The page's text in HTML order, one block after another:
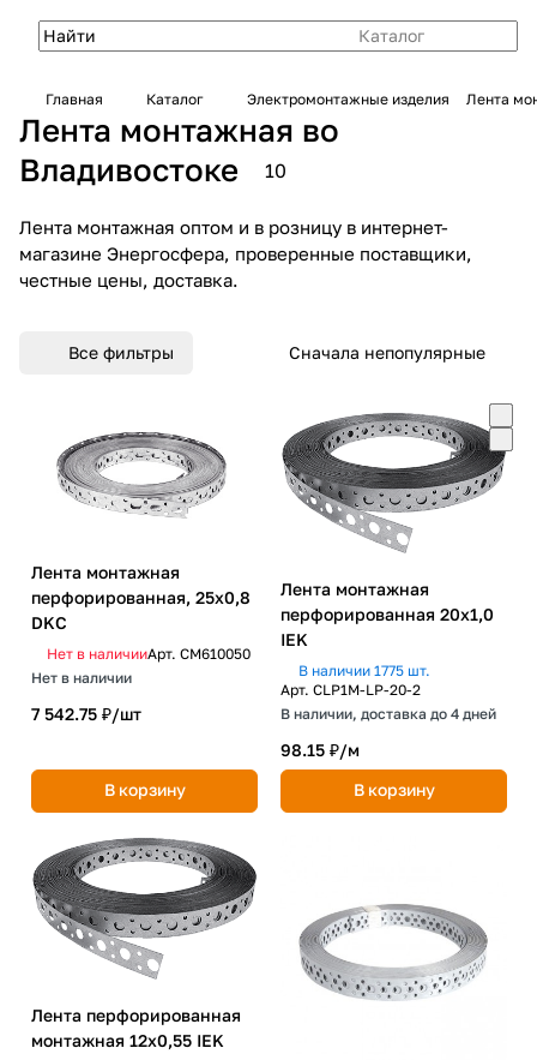
Каталог
Главная Каталог Электромонтажные изделия Лента
Лента монтажная во
Владивостоке
10
Лента монтажная оптом и в розницу в интернет-
магазине Энергосфера, проверенные поставщики,
честные цены, доставка.
Все фильтры Сначала непопулярные
Лента монтажная
перфорированная, 25х0,8
DKC
Нет в наличииАрт. CM610050
Нет в наличии
7 542.75 ₽/шт
В корзину
Лента монтажная
перфорированная 20х1,0
IEK
В наличии 1775 шт.
Арт. CLP1M-LP-20-2
В наличии, доставка до 4 дней
98.15 ₽/м
В корзину
Лента перфорированная
монтажная 12х0,55 IEK